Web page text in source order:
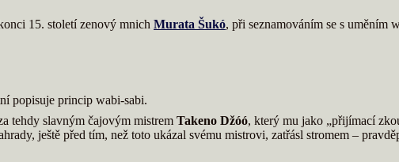
15. století zenový mnich Murata Šukó, při seznamováním se s uměním
popisuje princip wabi-sabi.
tehdy slavným čajovým mistrem Takeno Džóó, který mu jako „přijímací
ještě před tím, než toto ukázal svému mistrovi, zatřásl stromem –